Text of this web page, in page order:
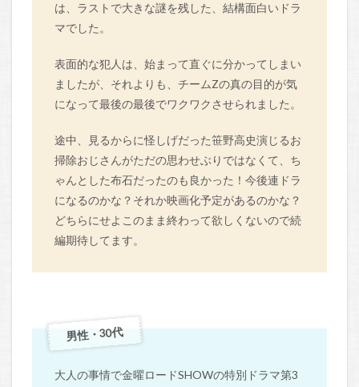
は、ラストで大きな謎を残した、結構面白いドラ
マでした。
表面的な犯人は、始まって直ぐに分かってしまい
ましたが、それよりも、チームZの真の目的が気
になって最後の最後でワクワクさせられました。
途中、見るからに怪しげだった笹野高史演じるお
掃除おじさんがただの思わせぶりではなくて、ち
ゃんとした布石だったのも良かった！今後連ドラ
になるのかな？それか映画化予定があるのかな？
どちらにせよこのまま終わって欲しくないので続
編期待してます。
男性・30代
大人の事情で金曜ロードSHOWの特別ドラマ第3